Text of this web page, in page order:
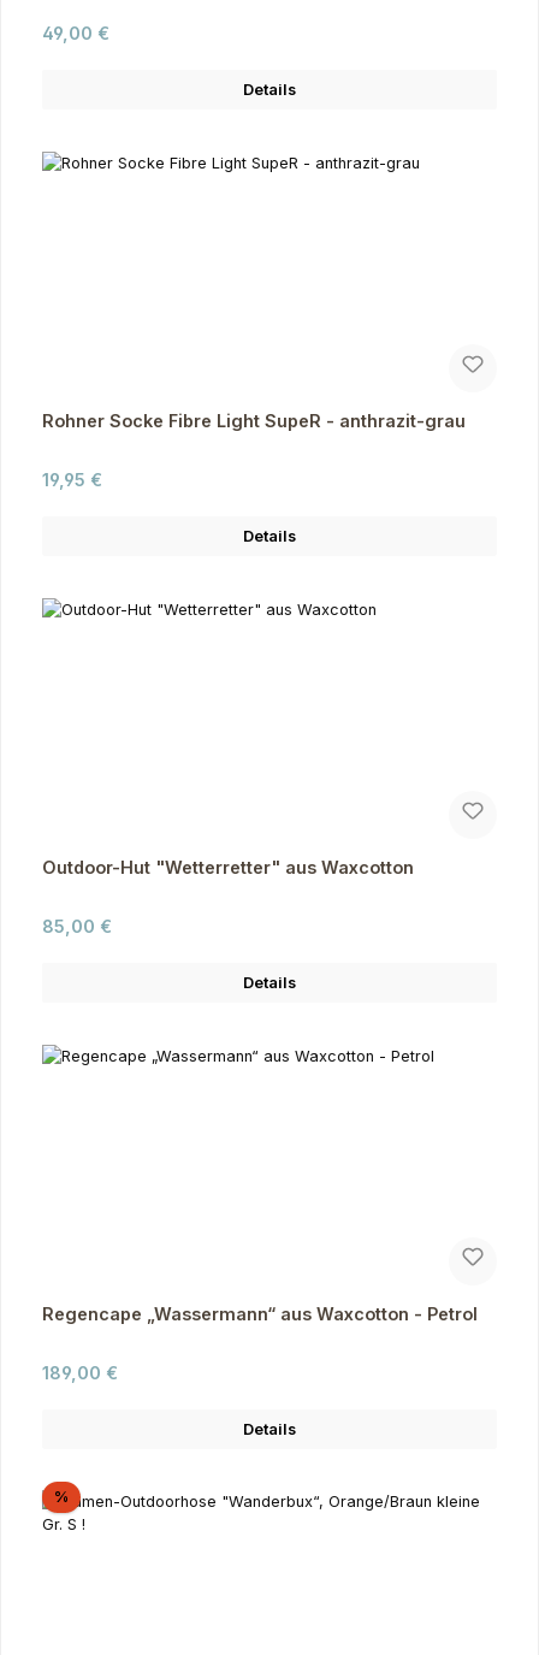
Regulärer Preis:
49,00 €
Details
Rohner Socke Fibre Light SupeR - anthrazit-grau
Regulärer Preis:
19,95 €
Details
Outdoor-Hut "Wetterretter" aus Waxcotton
Regulärer Preis:
85,00 €
Details
Regencape „Wassermann“ aus Waxcotton - Petrol
Regulärer Preis:
189,00 €
Details
%Rabatt